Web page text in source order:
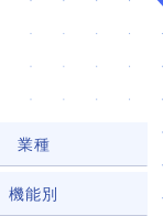
hot!
業種
機能別